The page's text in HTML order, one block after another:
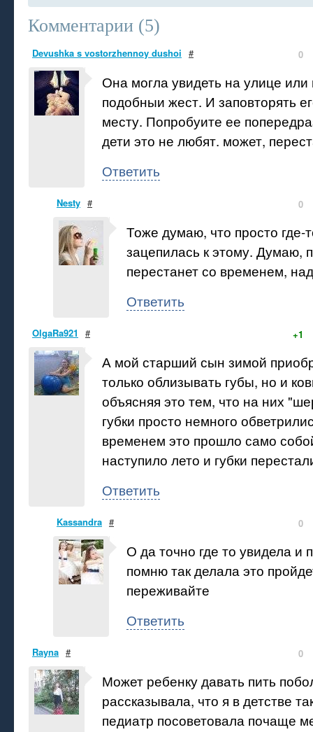
Комментарии (5)
Devushka s vostorzhennoy dushoi # 0
Она могла увидеть на улице
подобныи жест. И заповторять
месту. Попробуите ее
дети это не любят. может,
Ответить
Nesty # 0
Тоже думаю, что просто где-
зацепилась к этому. Думаю,
перестанет со временем,
Ответить
OlgaRa921 # +1
А мой старший сын зимой
только облизывать губы, но и
объясняя это тем, что на них
губки просто немного
временем это прошло само
наступило лето и губки
Ответить
Kassandra # 0
О да точно где то увидела и
помню так делала это
переживайте
Ответить
Rayna # 0
Может ребенку давать пить
рассказывала, что я в детстве
педиатр посоветовала почаще